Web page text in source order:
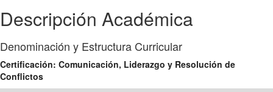
Descripción Académica
Denominación y Estructura Curricular
Certificación: Comunicación, Liderazgo y Resolución de
Conflictos